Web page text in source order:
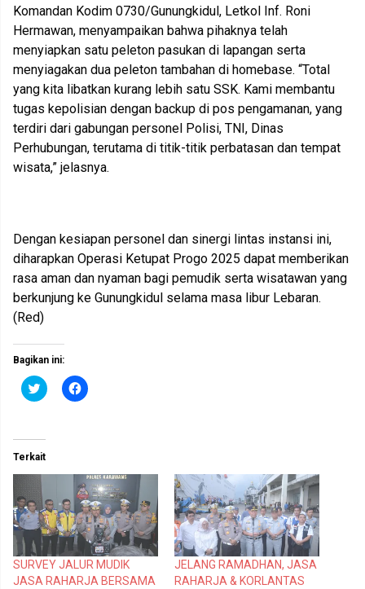
Komandan Kodim 0730/Gunungkidul, Letkol Inf. Roni
Hermawan, menyampaikan bahwa pihaknya telah
menyiapkan satu peleton pasukan di lapangan serta
menyiagakan dua peleton tambahan di homebase. “Total
yang kita libatkan kurang lebih satu SSK. Kami membantu
tugas kepolisian dengan backup di pos pengamanan, yang
terdiri dari gabungan personel Polisi, TNI, Dinas
Perhubungan, terutama di titik-titik perbatasan dan tempat
wisata,” jelasnya.
Dengan kesiapan personel dan sinergi lintas instansi ini,
diharapkan Operasi Ketupat Progo 2025 dapat memberikan
rasa aman dan nyaman bagi pemudik serta wisatawan yang
berkunjung ke Gunungkidul selama masa libur Lebaran.
(Red)
Bagikan ini:
K
l
n
t
u
k
e
r
b
a
g
i
p
a
d
K
l
k
m
e
m
b
a
g
k
a
n
Terkait
SURVEY JALUR MUDIK
JASA RAHARJA BERSAMA
JELANG RAMADHAN, JASA
RAHARJA & KORLANTAS